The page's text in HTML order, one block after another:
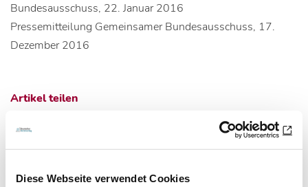
Diese Webseite verwendet Cookies
Bundesausschuss, 22. Januar 2016
Pressemitteilung Gemeinsamer Bundesausschuss, 17.
Dezember 2016
Artikel teilen
Zur Übersicht